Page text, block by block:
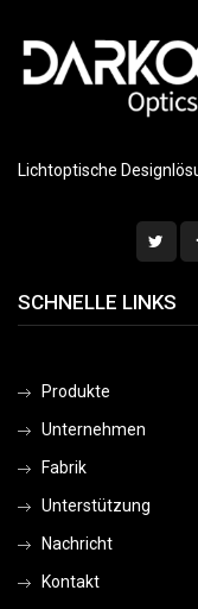
Lichtoptische
SCHNELLE LINKS
Produkte
Unternehmen
Fabrik
Unterstützung
Nachricht
Kontakt